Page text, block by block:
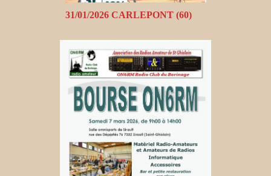
31/01/2026 CARLEPONT (60)